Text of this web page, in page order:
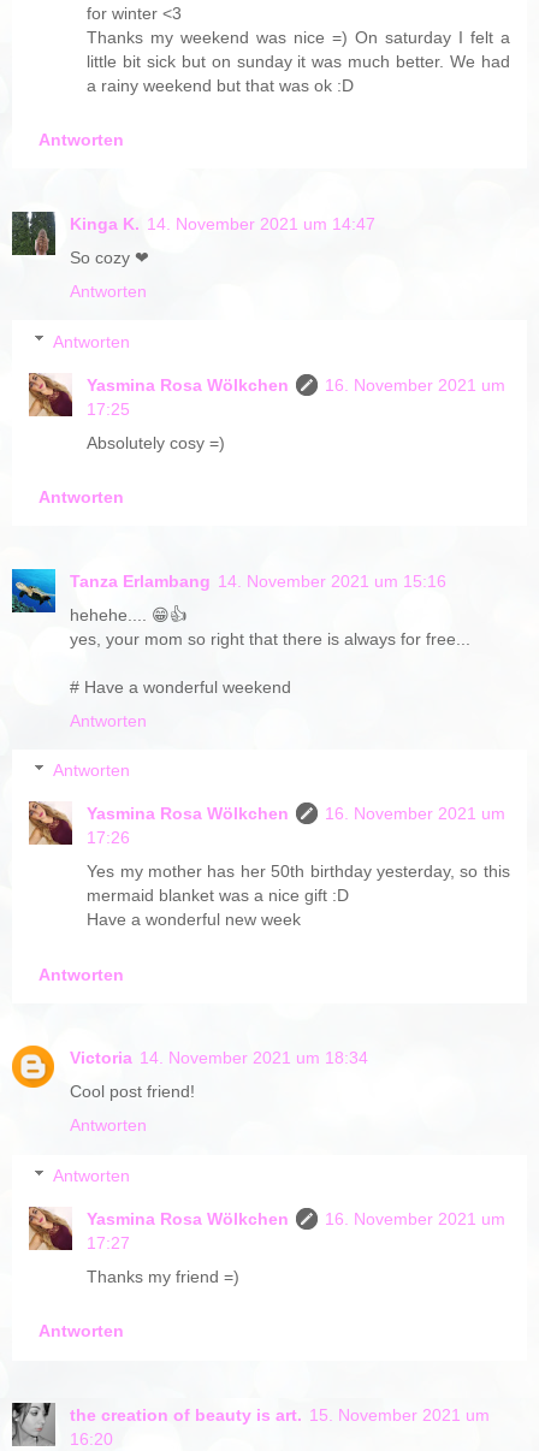
for winter <3
Thanks my weekend was nice =) On saturday I felt a
little bit sick but on sunday it was much better. We had
a rainy weekend but that was ok :D
Antworten
Kinga K. 14. November 2021 um 14:47
So cozy ❤
Antworten
Antworten
Yasmina Rosa Wölkchen
16. November 2021 um
17:25
Absolutely cosy =)
Antworten
Tanza Erlambang 14. November 2021 um 15:16
hehehe.... 😁👍
yes, your mom so right that there is always for free...
# Have a wonderful weekend
Antworten
Antworten
Yasmina Rosa Wölkchen
16. November 2021 um
17:26
Yes my mother has her 50th birthday yesterday, so this
mermaid blanket was a nice gift :D
Have a wonderful new week
Antworten
Victoria 14. November 2021 um 18:34
Cool post friend!
Antworten
Antworten
Yasmina Rosa Wölkchen
16. November 2021 um
17:27
Thanks my friend =)
Antworten
the creation of beauty is art. 15. November 2021 um
16:20